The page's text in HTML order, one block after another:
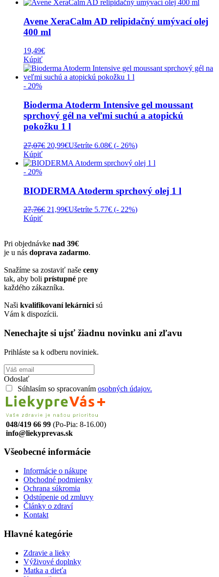
Avene XeraCalm AD relipidačný umývací olej
400 ml
19,49€
Kúpiť
- 20%
Bioderma Atoderm Intensive gel moussant
sprchový gél na veľmi suchú a atopickú
pokožku 1 l
27,07€ Pôvodná
bola:
20,99€Aktuálna
je:
Ušetríte 6.08€ (- 26%)
Kúpiť
- 20%
BIODERMA Atoderm sprchový olej 1 l
27,76€ Pôvodná
21,99€Aktuálna
Ušetríte 5.77€ (- 22%)
Kúpiť
Pri objednávke nad 39€
je u nás doprava zadarmo.
Snažíme sa zostaviť naše ceny
tak, aby boli prístupné pre
každého zákazníka.
Naši kvalifikovaní lekárnici sú
Vám k dispozícii.
Nenechajte si ujsť žiadnu novinku ani zľavu
Prihláste sa k odberu noviniek.
Odoslať
Súhlasím so spracovaním osobných údajov.
048/419 66 99 (Po-Pia: 8-16.00)
info@liekyprevas.sk
Všeobecné informácie
Informácie o nákupe
Obchodné podmienky
Ochrana súkromia
Odstúpenie od zmluvy
Články o zdraví
Kontakt
Hlavné kategórie
Zdravie a lieky
Výživové doplnky
Matka a dieťa